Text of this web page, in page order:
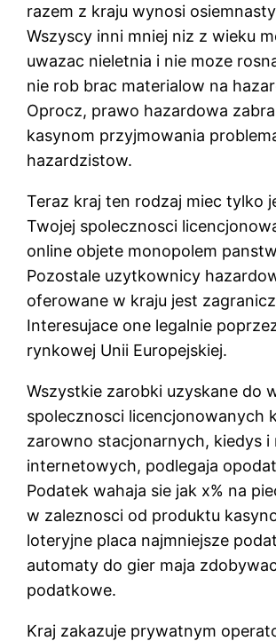
razem z kraju wynosi
Wszyscy inni mniej niz z wieku
uwazac nieletnia i nie moze
nie rob brac materialow na
Oprocz, prawo hazardowa
kasynom przyjmowania
hazardzistow.
Teraz kraj ten rodzaj miec tylko
Twojej spolecznosci
online objete monopolem
Pozostale uzytkownicy
oferowane w kraju jest
Interesujace one legalnie
rynkowej Unii Europejskiej.
Wszystkie zarobki uzyskane do
spolecznosci licencjonowanych
zarowno stacjonarnych, kiedys i
internetowych, podlegaja
Podatek wahaja sie jak x% na
w zaleznosci od produktu
loteryjne placa najmniejsze
automaty do gier maja
podatkowe.
Kraj zakazuje prywatnym